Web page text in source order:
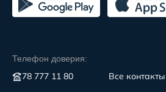
Телефон доверия:
78 777 11 80 Все контакты